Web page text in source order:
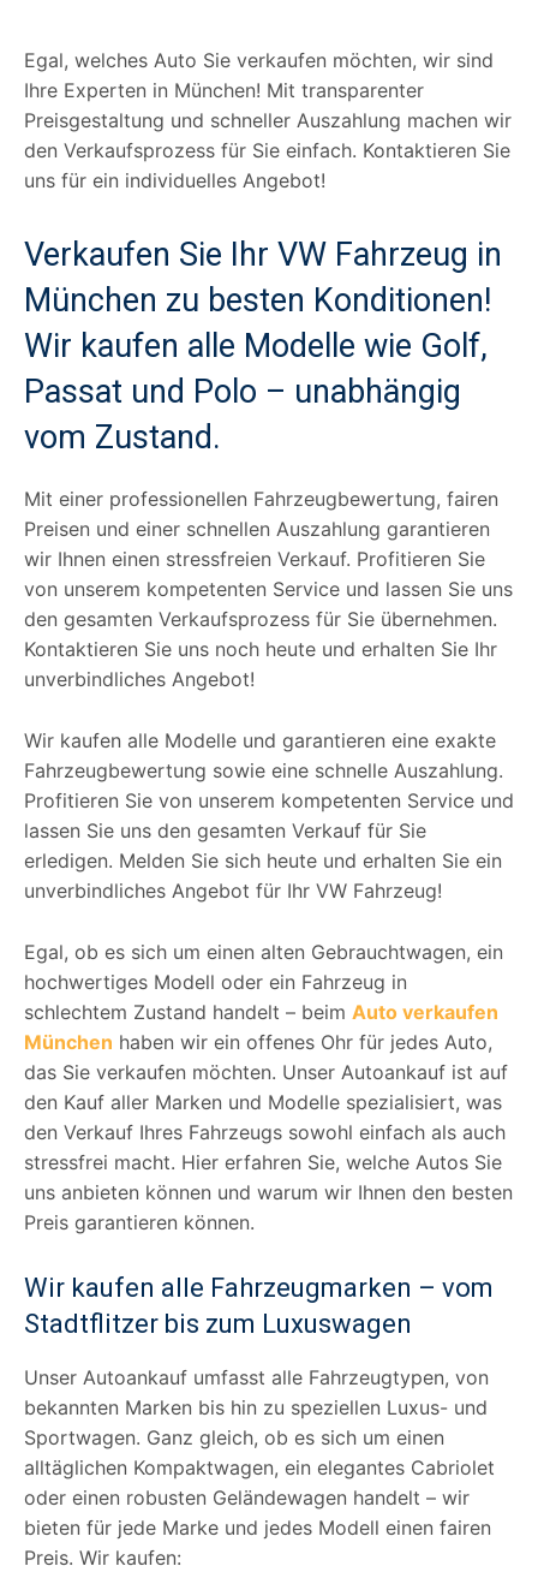
Egal, welches Auto Sie verkaufen möchten, wir sind
Ihre Experten in München! Mit transparenter
Preisgestaltung und schneller Auszahlung machen wir
den Verkaufsprozess für Sie einfach. Kontaktieren Sie
uns für ein individuelles Angebot!
Verkaufen Sie Ihr VW Fahrzeug in
München zu besten Konditionen!
Wir kaufen alle Modelle wie Golf,
Passat und Polo – unabhängig
vom Zustand.
Mit einer professionellen Fahrzeugbewertung, fairen
Preisen und einer schnellen Auszahlung garantieren
wir Ihnen einen stressfreien Verkauf. Profitieren Sie
von unserem kompetenten Service und lassen Sie uns
den gesamten Verkaufsprozess für Sie übernehmen.
Kontaktieren Sie uns noch heute und erhalten Sie Ihr
unverbindliches Angebot!
Wir kaufen alle Modelle und garantieren eine exakte
Fahrzeugbewertung sowie eine schnelle Auszahlung.
Profitieren Sie von unserem kompetenten Service und
lassen Sie uns den gesamten Verkauf für Sie
erledigen. Melden Sie sich heute und erhalten Sie ein
unverbindliches Angebot für Ihr VW Fahrzeug!
Egal, ob es sich um einen alten Gebrauchtwagen, ein
hochwertiges Modell oder ein Fahrzeug in
schlechtem Zustand handelt – beim Auto verkaufen
München haben wir ein offenes Ohr für jedes Auto,
das Sie verkaufen möchten. Unser Autoankauf ist auf
den Kauf aller Marken und Modelle spezialisiert, was
den Verkauf Ihres Fahrzeugs sowohl einfach als auch
stressfrei macht. Hier erfahren Sie, welche Autos Sie
uns anbieten können und warum wir Ihnen den besten
Preis garantieren können.
Wir kaufen alle Fahrzeugmarken – vom
Stadtflitzer bis zum Luxuswagen
Unser Autoankauf umfasst alle Fahrzeugtypen, von
bekannten Marken bis hin zu speziellen Luxus- und
Sportwagen. Ganz gleich, ob es sich um einen
alltäglichen Kompaktwagen, ein elegantes Cabriolet
oder einen robusten Geländewagen handelt – wir
bieten für jede Marke und jedes Modell einen fairen
Preis. Wir kaufen: